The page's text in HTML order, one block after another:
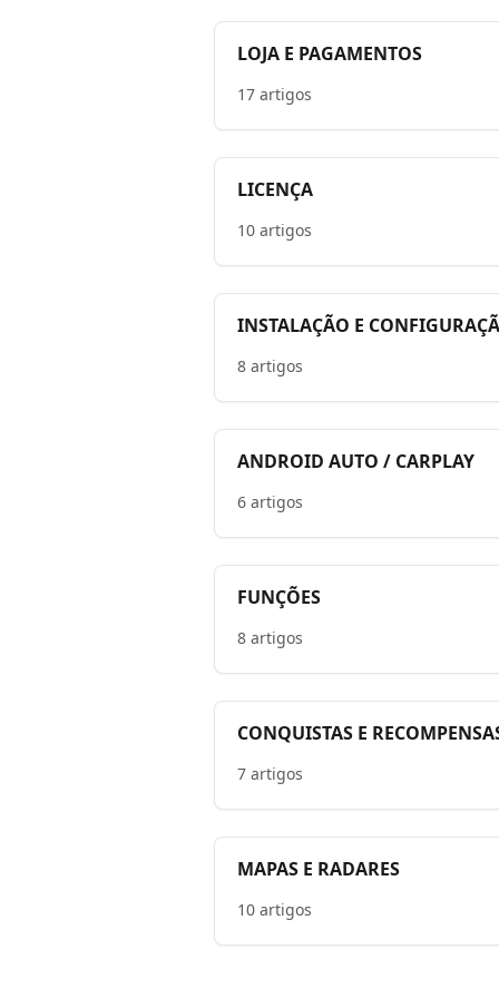
LOJA E PAGAMENTOS
17 artigos
LICENÇA
10 artigos
INSTALAÇÃO E
8 artigos
ANDROID AUTO / CARPLAY
6 artigos
FUNÇÕES
8 artigos
CONQUISTAS E
7 artigos
MAPAS E RADARES
10 artigos